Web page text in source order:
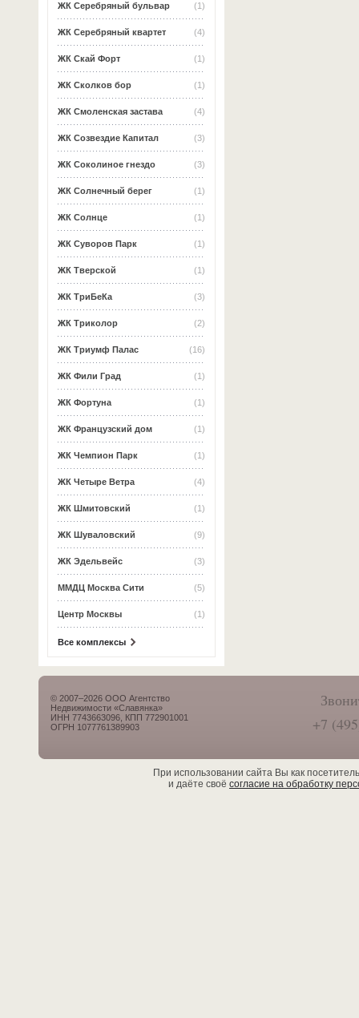
(1)
ЖК Серебряный бульвар
(4)
ЖК Серебряный квартет
(1)
ЖК Скай Форт
(1)
ЖК Сколков бор
(4)
ЖК Смоленская застава
(3)
ЖК Созвездие Капитал
(3)
ЖК Соколиное гнездо
(1)
ЖК Солнечный берег
(1)
ЖК Солнце
(1)
ЖК Суворов Парк
(1)
ЖК Тверской
(3)
ЖК ТриБеКа
(2)
ЖК Триколор
(16)
ЖК Триумф Палас
(1)
ЖК Фили Град
(1)
ЖК Фортуна
(1)
ЖК Французский дом
(1)
ЖК Чемпион Парк
(4)
ЖК Четыре Ветра
(1)
ЖК Шмитовский
(9)
ЖК Шуваловский
(3)
ЖК Эдельвейс
(5)
ММДЦ Москва Сити
(1)
Центр Москвы
Все комплексы
© 2007–2026 ООО Агентство
Недвижимости «Славянка»
ИНН 7743663096, КПП 772901001
ОГРН 1077761389903
+7
При использовании сайта Вы как
и даёте своё согласие на обработку